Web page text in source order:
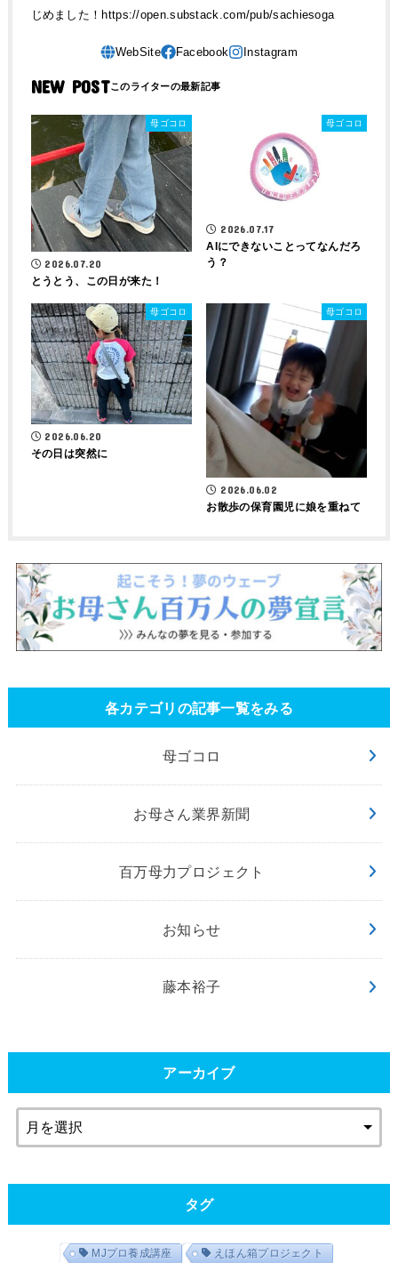
じめました！https://open.substack.com/pub/sachiesoga
NEW POST
母ゴコロ
2026.07.20
とうとう、この日が来た！
母ゴコロ
2026.07.17
AIにできないことってなんだろ
う？
母ゴコロ
2026.06.20
その日は突然に
母ゴコロ
2026.06.02
お散歩の保育園児に娘を重ねて
各カテゴリの記事一覧をみる
母ゴコロ
お母さん業界新聞
百万母力プロジェクト
お知らせ
藤本裕子
アーカイブ
タグ
MJプロ養成講座 えほん箱プロジェクト